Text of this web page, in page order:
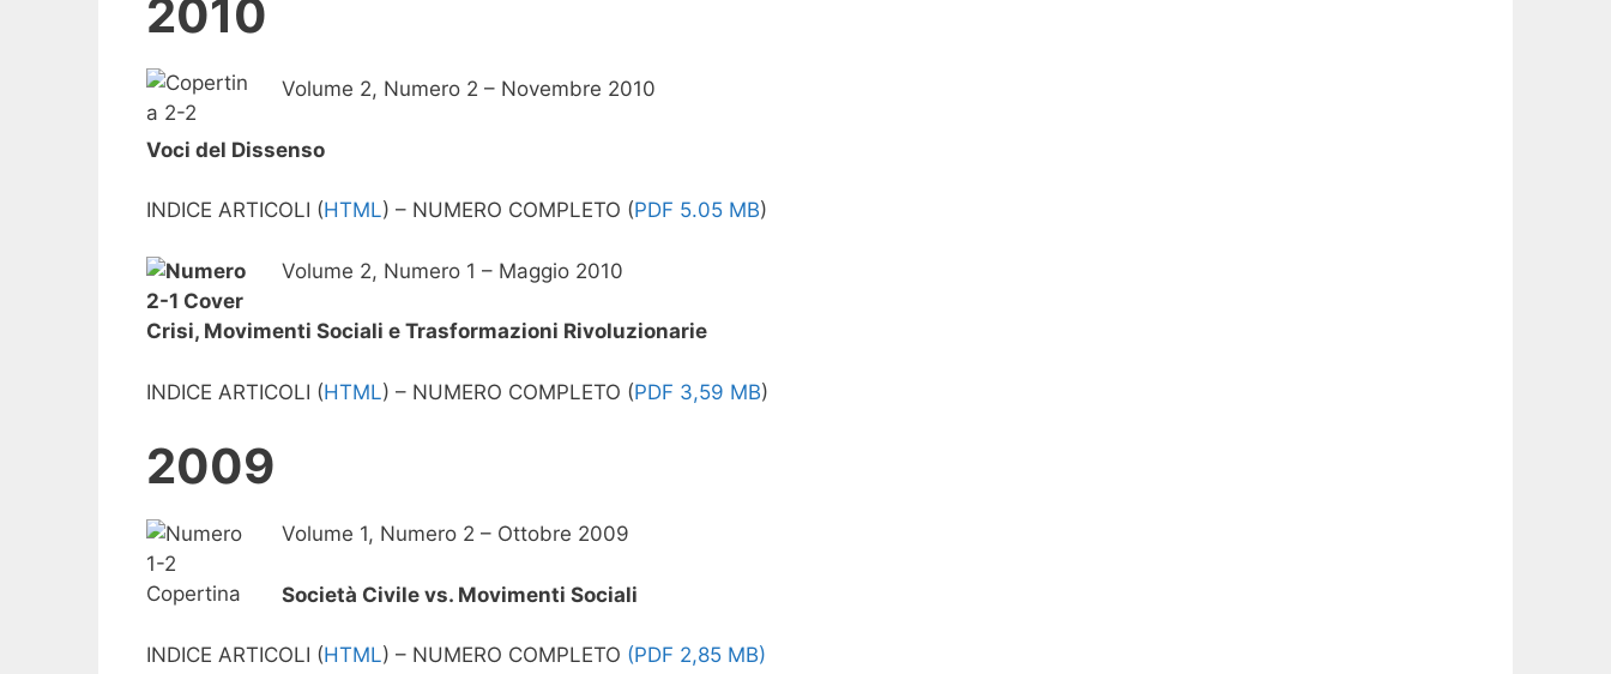
2010
Volume 2, Numero 2 – Novembre 2010
Voci del Dissenso
INDICE ARTICOLI (HTML) – NUMERO COMPLETO (PDF 5.05 MB)
Volume 2, Numero 1 – Maggio 2010
Crisi, Movimenti Sociali e Trasformazioni Rivoluzionarie
INDICE ARTICOLI (HTML) – NUMERO COMPLETO (PDF 3,59 MB)
2009
Volume 1, Numero 2 – Ottobre 2009
Società Civile vs. Movimenti Sociali
INDICE ARTICOLI (HTML) – NUMERO COMPLETO (PDF 2,85 MB)